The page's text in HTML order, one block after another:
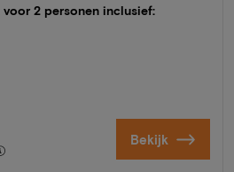
voor 2 personen inclusief:
Bekijk